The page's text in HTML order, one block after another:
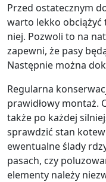
Przed ostatecznym
warto lekko obciążyć
niej. Pozwoli to na
zapewni, że pasy
Następnie można
Regularna
prawidłowy montaż.
także po każdej
sprawdzić stan
ewentualne ślady
pasach, czy
elementy należy